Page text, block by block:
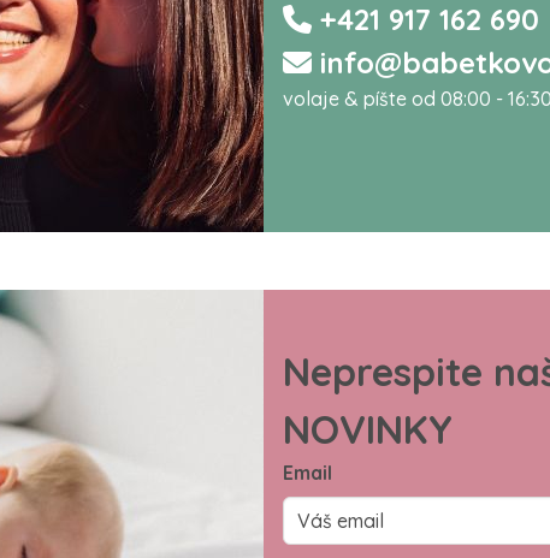
+421 917 162 690
volaje & píšte od 08:00 - 16:30
Neprespite
NOVINKY
Email